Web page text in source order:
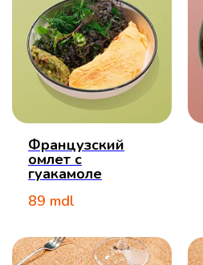
Французский
омлет с
гуакамоле
89 mdl